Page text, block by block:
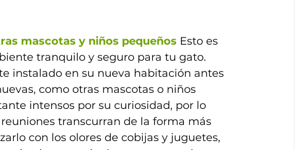
mascotas y niños pequeños Esto es
tranquilo y seguro para tu gato.
instalado en su nueva habitación antes
como otras mascotas o niños
intensos por su curiosidad, por lo
transcurran de la forma más
con los olores de cobijas y juguetes,